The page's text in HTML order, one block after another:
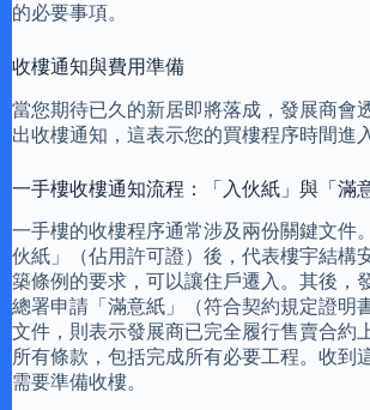
的必要事項。
收樓通知與費用準備
當您期待已久的新居即將落成，發展商會
出收樓通知，這表示您的買樓程序時間進
一手樓收樓通知流程：「入伙紙」與「滿
一手樓的收樓程序通常涉及兩份關鍵文件
伙紙」（佔用許可證）後，代表樓宇結構
築條例的要求，可以讓住戶遷入。其後，
總署申請「滿意紙」（符合契約規定證明
文件，則表示發展商已完全履行售賣合約
所有條款，包括完成所有必要工程。收到
需要準備收樓。